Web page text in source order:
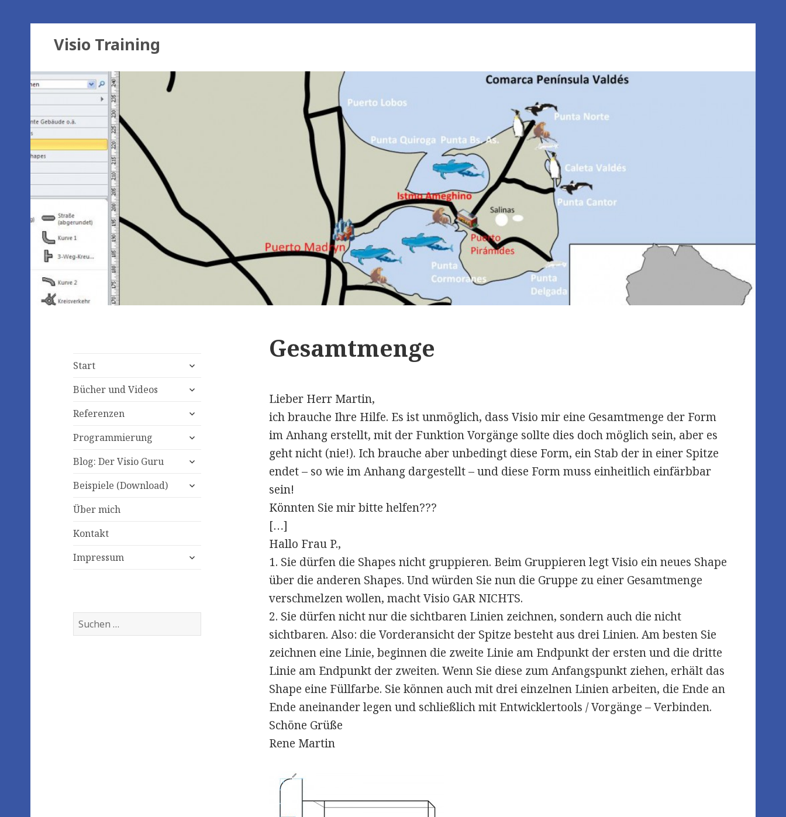
Visio Training
Start
expand
menu
Bücher und Videos
expand
menu
Referenzen
expand
menu
Programmierung
expand
menu
Blog: Der Visio Guru
expand
menu
Beispiele (Download)
expand
Über mich
Kontakt
Impressum
expand
Suchen
nach:
Gesamtmenge
Lieber Herr Martin,
ich brauche Ihre Hilfe. Es ist unmöglich, dass Visio mir eine Gesamtmenge der Form
im Anhang erstellt, mit der Funktion Vorgänge sollte dies doch möglich sein, aber es
geht nicht (nie!). Ich brauche aber unbedingt diese Form, ein Stab der in einer Spitze
endet – so wie im Anhang dargestellt – und diese Form muss einheitlich einfärbbar
sein!
Könnten Sie mir bitte helfen???
[…]
Hallo Frau P.,
1. Sie dürfen die Shapes nicht gruppieren. Beim Gruppieren legt Visio ein neues Shape
über die anderen Shapes. Und würden Sie nun die Gruppe zu einer Gesamtmenge
verschmelzen wollen, macht Visio GAR NICHTS.
2. Sie dürfen nicht nur die sichtbaren Linien zeichnen, sondern auch die nicht
sichtbaren. Also: die Vorderansicht der Spitze besteht aus drei Linien. Am besten Sie
zeichnen eine Linie, beginnen die zweite Linie am Endpunkt der ersten und die dritte
Linie am Endpunkt der zweiten. Wenn Sie diese zum Anfangspunkt ziehen, erhält das
Shape eine Füllfarbe. Sie können auch mit drei einzelnen Linien arbeiten, die Ende an
Ende aneinander legen und schließlich mit Entwicklertools / Vorgänge – Verbinden.
Schöne Grüße
Rene Martin